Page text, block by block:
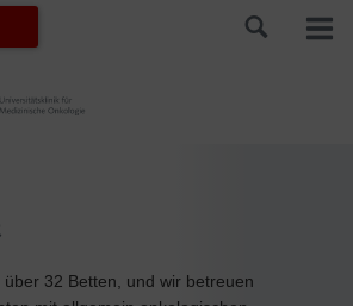
32 Betten, und wir betreuen